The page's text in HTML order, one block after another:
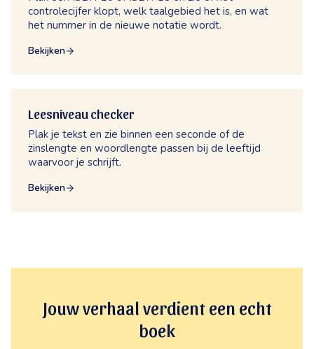
controlecijfer klopt, welk taalgebied het is, en wat
het nummer in de nieuwe notatie wordt.
Bekijken
Leesniveau checker
Plak je tekst en zie binnen een seconde of de
zinslengte en woordlengte passen bij de leeftijd
waarvoor je schrijft.
Bekijken
Jouw verhaal verdient een echt
boek